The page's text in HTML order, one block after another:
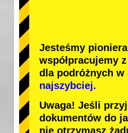
Jesteśmy
współpracujemy
dla podróżnych
najszybciej.
Uwaga! Jeśli
dokumentów do
nie otrzymasz